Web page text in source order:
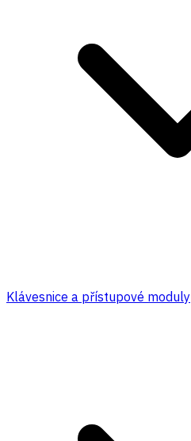
Klávesnice a přístupové moduly